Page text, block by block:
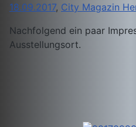
18.09.2017, City Magazin
Nachfolgend ein paar
Ausstellungsort.